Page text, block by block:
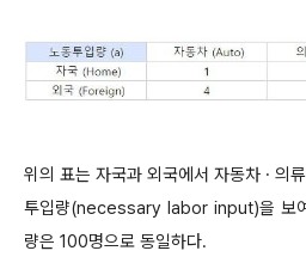
위의 표는 자국과 외국에서 자동차 · 의
투입량(necessary labor input)을 보
량은 100명으로 동일하다.